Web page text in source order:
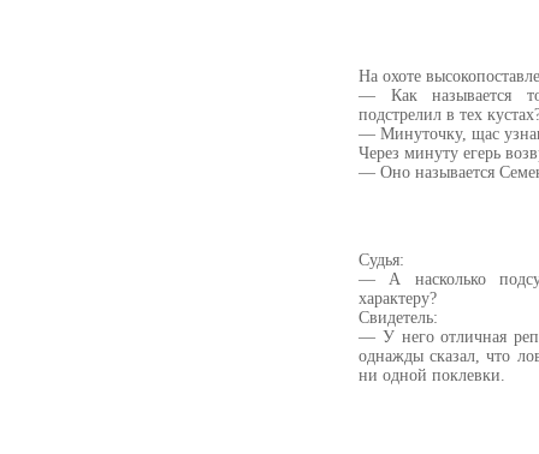
На охоте
— Как называется
подстрелил в тех
— Минуточку, щас
Через минуту егерь
— Оно называется
Судья:
— А насколько
характеру?
Свидетель:
— У него отличная
однажды сказал, что
ни одной поклевки.